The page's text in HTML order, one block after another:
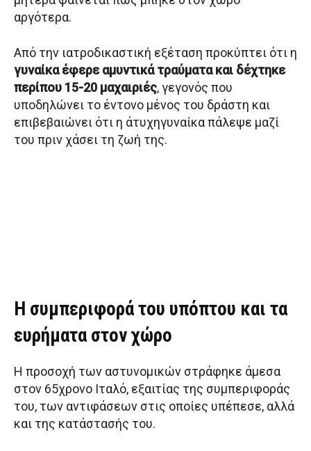
αργότερα.
Από την ιατροδικαστική εξέταση προκύπτει ότι η
γυναίκα έφερε αμυντικά τραύματα και δέχτηκε
περίπου 15-20 μαχαιριές, γεγονός που
υποδηλώνει το έντονο μένος του δράστη και
επιβεβαιώνει ότι η άτυχηγυναίκα πάλεψε μαζί
του πριν χάσει τη ζωή της.
Η συμπεριφορά του υπόπτου και τα
ευρήματα στον χώρο
Η προσοχή των αστυνομικών στράφηκε άμεσα
στον 65χρονο Ιταλό, εξαιτίας της συμπεριφοράς
του, των αντιφάσεων στις οποίες υπέπεσε, αλλά
και της κατάστασής του.